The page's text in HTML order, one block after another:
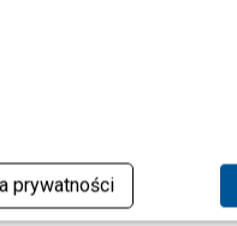
prywatności